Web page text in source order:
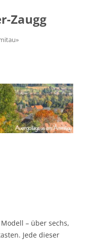
Zaugg
– über sechs,
Jede dieser